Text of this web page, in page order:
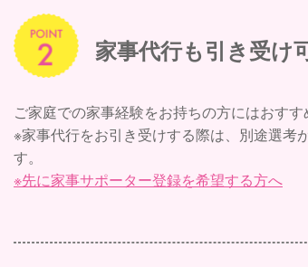
家事代行も引き受け
ご家庭での家事経験をお持ちの方にはおすす
※家事代行をお引き受けする際は、別途選考
す。
※先に家事サポーター登録を希望する方へ